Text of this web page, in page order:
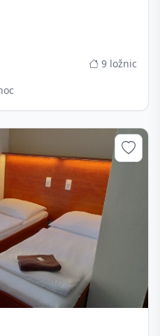
9 ložnic